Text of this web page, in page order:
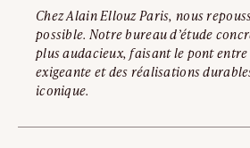
Chez Alain Ellouz Paris, nous
possible. Notre bureau d’étude
plus audacieux, faisant le pont
exigeante et des réalisations
iconique.